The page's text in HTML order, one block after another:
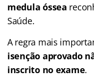
medula óssea
Saúde.
A regra mais
isenção aprovado
inscrito no exame.